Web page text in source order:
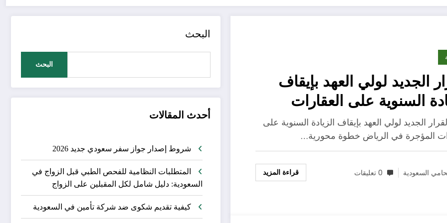
الجديد لولي العهد بإيقاف
السنوية على العقارات
في الرياض
الجديد لولي العهد بإيقاف الزيادة السنوية على
المؤجرة في الرياض خطوة محورية…
السعودية 0 تعليقات قراءة المزيد
البحث
البحث
أحدث المقالات
شروط إصدار جواز سفر سعودي جديد 2026
المتطلبات النظامية للفحص الطبي قبل الزواج في
السعودية: دليل شامل لكل المقبلين على الزواج
كيفية تقديم شكوى ضد شركة تأمين في السعودية